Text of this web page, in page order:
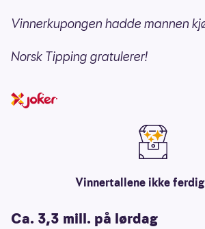
Vinnerkupongen hadde mannen
Norsk Tipping gratulerer!
Vinnertallene ikke ferdig
Ca. 3,3 mill. på lørdag